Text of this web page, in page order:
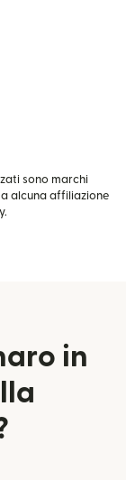
sono marchi
alcuna affiliazione
in